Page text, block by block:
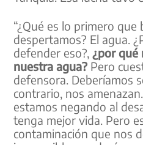
“¿Qué es lo primero
despertamos? El agua.
defender eso?,¿por qué
nuestra agua? Pero
defensora. Deberíamos
contrario, nos
estamos negando al
tenga mejor vida. Pero
contaminación que nos